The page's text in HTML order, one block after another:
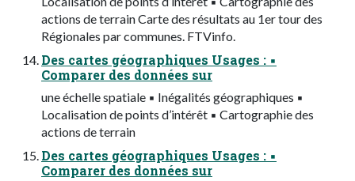
actions de terrain Carte des résultats au 1er tour des
Régionales par communes. FTVinfo.
Des cartes géographiques Usages : ▪
Comparer des données sur
une échelle spatiale ▪ Inégalités géographiques ▪
Localisation de points d’intérêt ▪ Cartographie des
actions de terrain
Des cartes géographiques Usages : ▪
Comparer des données sur